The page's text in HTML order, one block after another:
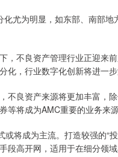
为明显，如东部、南部地
不良资产管理行业正迎来
，行业数字化创新将进一步
良资产来源将更加丰富，除
将成为AMC重要的业务来源
将成为主流。打造较强的“
段高开网，适用于在细分领